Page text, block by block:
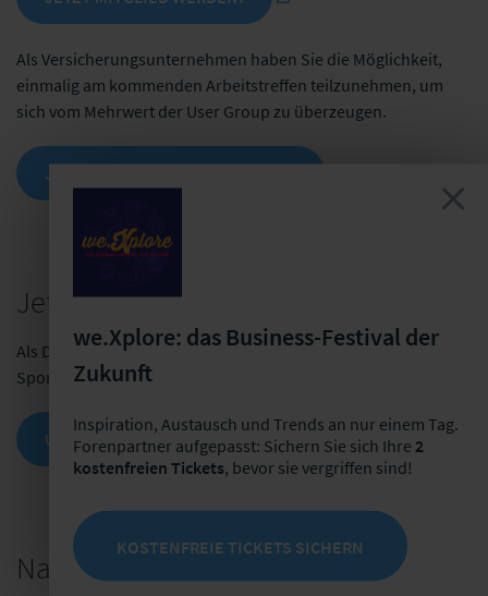
Als Versicherungsunternehmen haben Sie die Möglichkeit,
einmalig am kommenden Arbeitstreffen teilzunehmen, um
sich vom Mehrwert der User Group zu überzeugen.
JETZT KENNENLERNER WERDEN!
Jetzt Sponsor werden!
Als Dienstleistungsunternehmen haben Sie die Möglichkeit als
Sponsor an einem kommenden Arbeitstreffen teilzunehmen.
WEITERE INFORMATIONEN
Nachhaltige Veranstaltungen
we.Xplore: das Business-Festival der
Zukunft
Inspiration, Austausch und Trends an nur einem Tag.
Forenpartner aufgepasst: Sichern Sie sich Ihre 2
kostenfreien Tickets, bevor sie vergriffen sind!
KOSTENFREIE TICKETS SICHERN